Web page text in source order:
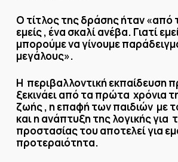
Ο τίτλος της δράσης ήταν «από
εμείς , ένα σκαλί ανέβα. Γιατί
μπορούμε να γίνουμε
μεγάλους».
Η περιβαλλοντική εκπαίδευση
ξεκινάει από τα πρώτα χρόνια
ζωής , η επαφή των παιδιών με
και η ανάπτυξη της λογικής για
προστασίας του αποτελεί για
προτεραιότητα.